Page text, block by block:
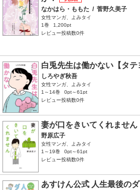
なかはら・ももた / 菅野久美子
女性マンガ、よみタイ
1巻
1,200pt
レビュー投稿数0件
白兎先生は働かない【タテ
しろやぎ秋吾
女性マンガ、よみタイ
1～14巻
0pt～61pt
レビュー投稿数0件
妻が口をきいてくれません
野原広子
女性マンガ、よみタイ
1～19巻
0pt～61pt
レビュー投稿数0件
あすけん公式 人生最後の